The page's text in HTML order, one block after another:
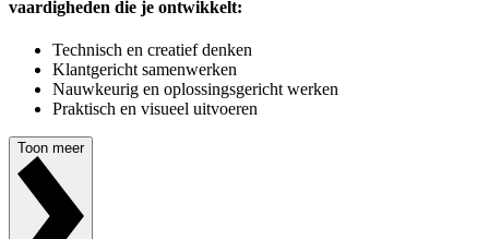
vaardigheden die je ontwikkelt:
Technisch en creatief denken
Klantgericht samenwerken
Nauwkeurig en oplossingsgericht werken
Praktisch en visueel uitvoeren
Toon meer